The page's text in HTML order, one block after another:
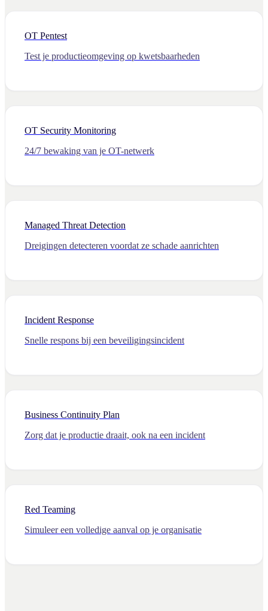
OT Pentest
Test je productieomgeving op kwetsbaarheden
OT Security Monitoring
24/7 bewaking van je OT-netwerk
Managed Threat Detection
Dreigingen detecteren voordat ze schade aanrichten
Incident Response
Snelle respons bij een beveiligingsincident
Business Continuity Plan
Zorg dat je productie draait, ook na een incident
Red Teaming
Simuleer een volledige aanval op je organisatie